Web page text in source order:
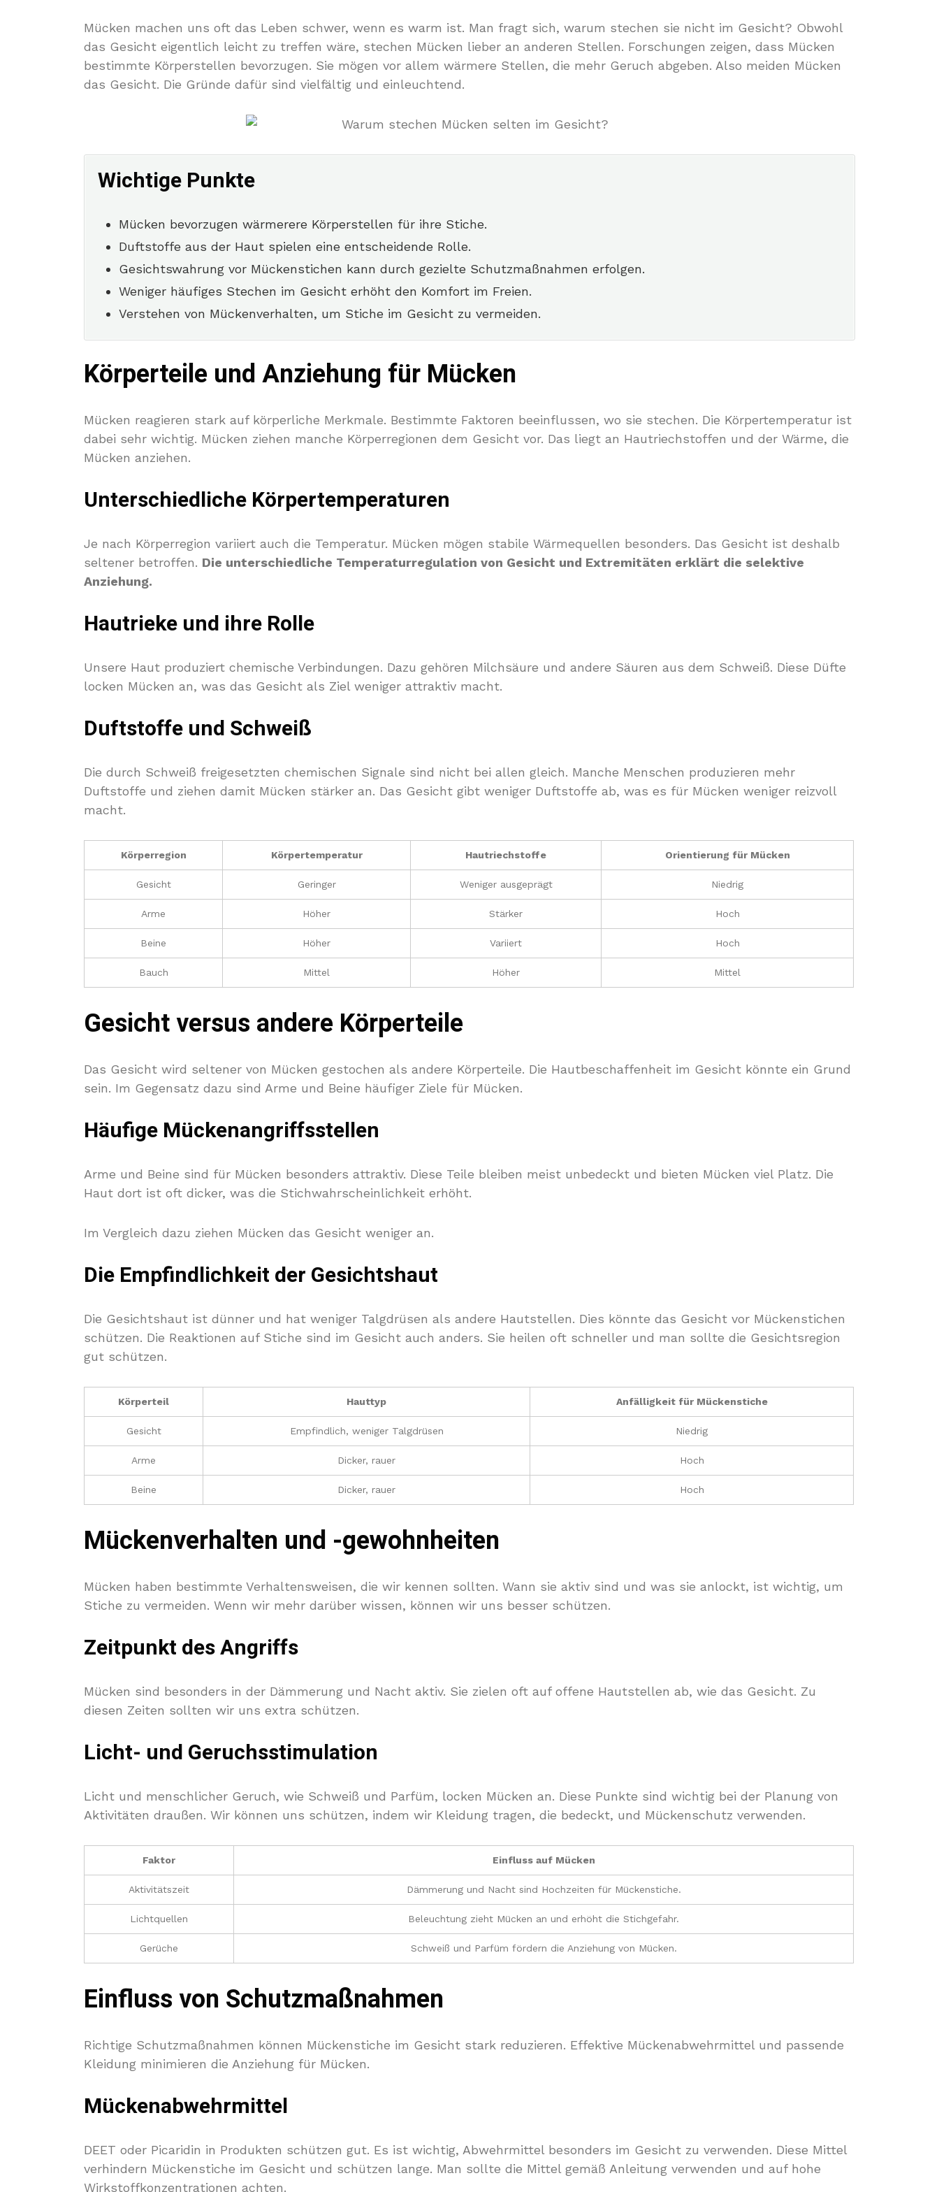
Mücken machen uns oft das Leben schwer, wenn es warm ist. Man fragt sich, warum stechen sie nicht im Gesicht? Obwohl
das Gesicht eigentlich leicht zu treffen wäre, stechen Mücken lieber an anderen Stellen. Forschungen zeigen, dass Mücken
bestimmte Körperstellen bevorzugen. Sie mögen vor allem wärmere Stellen, die mehr Geruch abgeben. Also meiden Mücken
das Gesicht. Die Gründe dafür sind vielfältig und einleuchtend.
Wichtige Punkte
Mücken bevorzugen wärmerere Körperstellen für ihre Stiche.
Duftstoffe aus der Haut spielen eine entscheidende Rolle.
Gesichtswahrung vor Mückenstichen kann durch gezielte Schutzmaßnahmen erfolgen.
Weniger häufiges Stechen im Gesicht erhöht den Komfort im Freien.
Verstehen von Mückenverhalten, um Stiche im Gesicht zu vermeiden.
Körperteile und Anziehung für Mücken
Mücken reagieren stark auf körperliche Merkmale. Bestimmte Faktoren beeinflussen, wo sie stechen. Die Körpertemperatur ist
dabei sehr wichtig. Mücken ziehen manche Körperregionen dem Gesicht vor. Das liegt an Hautriechstoffen und der Wärme, die
Mücken anziehen.
Unterschiedliche Körpertemperaturen
Je nach Körperregion variiert auch die Temperatur. Mücken mögen stabile Wärmequellen besonders. Das Gesicht ist deshalb
seltener betroffen. Die unterschiedliche Temperaturregulation von Gesicht und Extremitäten erklärt die selektive
Anziehung.
Hautrieke und ihre Rolle
Unsere Haut produziert chemische Verbindungen. Dazu gehören Milchsäure und andere Säuren aus dem Schweiß. Diese Düfte
locken Mücken an, was das Gesicht als Ziel weniger attraktiv macht.
Duftstoffe und Schweiß
Die durch Schweiß freigesetzten chemischen Signale sind nicht bei allen gleich. Manche Menschen produzieren mehr
Duftstoffe und ziehen damit Mücken stärker an. Das Gesicht gibt weniger Duftstoffe ab, was es für Mücken weniger reizvoll
macht.
Körperregion Körpertemperatur Hautriechstoffe Orientierung für Mücken
Gesicht Geringer Weniger ausgeprägt Niedrig
Arme Höher Stärker Hoch
Beine Höher Variiert Hoch
Bauch Mittel Höher Mittel
Gesicht versus andere Körperteile
Das Gesicht wird seltener von Mücken gestochen als andere Körperteile. Die Hautbeschaffenheit im Gesicht könnte ein Grund
sein. Im Gegensatz dazu sind Arme und Beine häufiger Ziele für Mücken.
Häufige Mückenangriffsstellen
Arme und Beine sind für Mücken besonders attraktiv. Diese Teile bleiben meist unbedeckt und bieten Mücken viel Platz. Die
Haut dort ist oft dicker, was die Stichwahrscheinlichkeit erhöht.
Im Vergleich dazu ziehen Mücken das Gesicht weniger an.
Die Empfindlichkeit der Gesichtshaut
Die Gesichtshaut ist dünner und hat weniger Talgdrüsen als andere Hautstellen. Dies könnte das Gesicht vor Mückenstichen
schützen. Die Reaktionen auf Stiche sind im Gesicht auch anders. Sie heilen oft schneller und man sollte die Gesichtsregion
gut schützen.
Körperteil Hauttyp Anfälligkeit für Mückenstiche
Gesicht Empfindlich, weniger Talgdrüsen Niedrig
Arme Dicker, rauer Hoch
Beine Dicker, rauer Hoch
Mückenverhalten und -gewohnheiten
Mücken haben bestimmte Verhaltensweisen, die wir kennen sollten. Wann sie aktiv sind und was sie anlockt, ist wichtig, um
Stiche zu vermeiden. Wenn wir mehr darüber wissen, können wir uns besser schützen.
Zeitpunkt des Angriffs
Mücken sind besonders in der Dämmerung und Nacht aktiv. Sie zielen oft auf offene Hautstellen ab, wie das Gesicht. Zu
diesen Zeiten sollten wir uns extra schützen.
Licht- und Geruchsstimulation
Licht und menschlicher Geruch, wie Schweiß und Parfüm, locken Mücken an. Diese Punkte sind wichtig bei der Planung von
Aktivitäten draußen. Wir können uns schützen, indem wir Kleidung tragen, die bedeckt, und Mückenschutz verwenden.
Faktor Einfluss auf Mücken
Aktivitätszeit Dämmerung und Nacht sind Hochzeiten für Mückenstiche.
Lichtquellen Beleuchtung zieht Mücken an und erhöht die Stichgefahr.
Gerüche Schweiß und Parfüm fördern die Anziehung von Mücken.
Einfluss von Schutzmaßnahmen
Richtige Schutzmaßnahmen können Mückenstiche im Gesicht stark reduzieren. Effektive Mückenabwehrmittel und passende
Kleidung minimieren die Anziehung für Mücken.
Mückenabwehrmittel
DEET oder Picaridin in Produkten schützen gut. Es ist wichtig, Abwehrmittel besonders im Gesicht zu verwenden. Diese Mittel
verhindern Mückenstiche im Gesicht und schützen lange. Man sollte die Mittel gemäß Anleitung verwenden und auf hohe
Wirkstoffkonzentrationen achten.